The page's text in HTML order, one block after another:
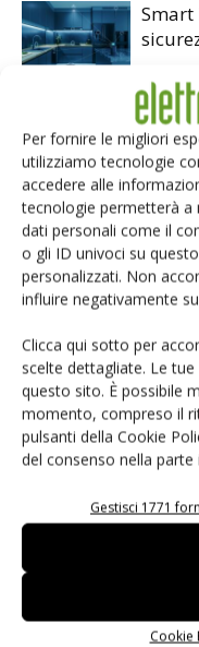
Per fornire le migliori
utilizziamo tecnologie
accedere alle
tecnologie permetterà a
dati personali come il
o gli ID univoci su
personalizzati. Non
influire negativamente
Clicca qui sotto per
scelte dettagliate. Le
questo sito. È possibile
momento, compreso il
pulsanti della Cookie
del consenso nella
Gestisci 1771
Cookie
Smart
LASCIA UN COMMENTO